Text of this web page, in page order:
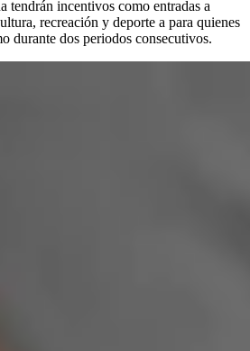
tendrán incentivos como entradas a
recreación y deporte a para quienes
durante dos periodos consecutivos.